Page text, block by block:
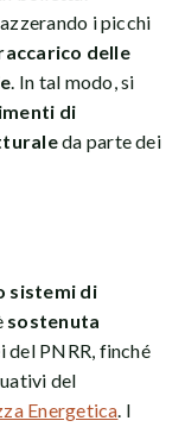
i picchi
delle
. In tal modo, si
di
da parte dei
sistemi di
sostenuta
del PNRR, finché
del
Energetica. I